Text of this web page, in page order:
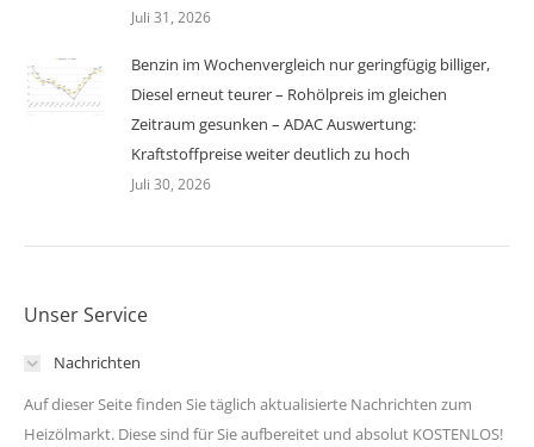
Juli 31, 2026
Benzin im Wochenvergleich nur geringfügig billiger,
Diesel erneut teurer – Rohölpreis im gleichen
Zeitraum gesunken – ADAC Auswertung:
Kraftstoffpreise weiter deutlich zu hoch
Juli 30, 2026
Unser Service
Nachrichten
Auf dieser Seite finden Sie täglich aktualisierte Nachrichten zum
Heizölmarkt. Diese sind für Sie aufbereitet und absolut KOSTENLOS!